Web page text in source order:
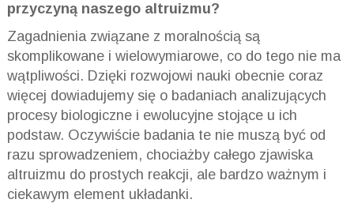
przyczyną naszego altruizmu?
Zagadnienia związane z moralnością są
skomplikowane i wielowymiarowe, co do tego nie ma
wątpliwości. Dzięki rozwojowi nauki obecnie coraz
więcej dowiadujemy się o badaniach analizujących
procesy biologiczne i ewolucyjne stojące u ich
podstaw. Oczywiście badania te nie muszą być od
razu sprowadzeniem, chociażby całego zjawiska
altruizmu do prostych reakcji, ale bardzo ważnym i
ciekawym element układanki.